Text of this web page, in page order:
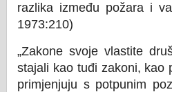
razlika između požara i
1973:210)
„Zakone svoje vlastite
stajali kao tuđi zakoni, kao
primjenjuju s potpunim